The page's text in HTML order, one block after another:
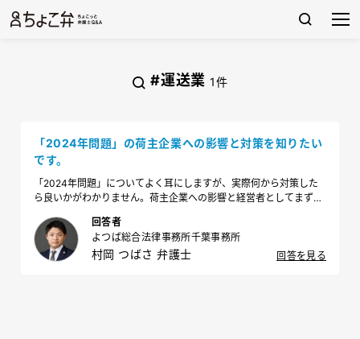
#運送業 1件
「2024年問題」の荷主企業への影響と対策を知りたい
です。
「2024年問題」についてよく耳にしますが、実際何から対策した
ら良いかがわかりません。荷主企業への影響と経営者としてまずや
回答者
よつば総合法律事務所千葉事務所
村岡 つばさ 弁護士 回答を見る